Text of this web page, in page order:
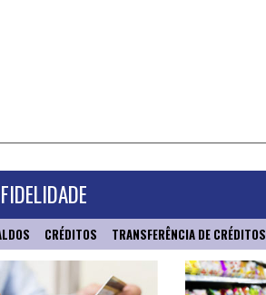
CRÉDITOS TRANSFERÊNCIA DE CRÉDITOS